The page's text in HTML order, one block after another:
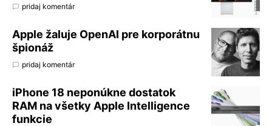
pridaj komentár
Apple žaluje OpenAI pre korporátnu
špionáž
pridaj komentár
iPhone 18 neponúkne dostatok
RAM na všetky Apple Intelligence
funkcie